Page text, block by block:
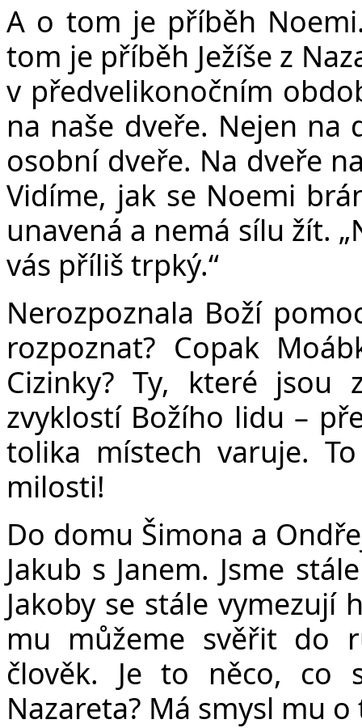
A o tom je příběh
tom je příběh Ježíše z
v předvelikonočním
na naše dveře. Nejen na
osobní dveře. Na dveře
Vidíme, jak se Noemi
unavená a nemá sílu žít.
vás příliš trpký.“
Nerozpoznala Boží
rozpoznat? Copak
Cizinky? Ty, které jsou
zvyklostí Božího lidu –
tolika místech varuje.
milosti!
Do domu Šimona a
Jakub s Janem. Jsme
Jakoby se stále vymezují
mu můžeme svěřit do
člověk. Je to něco, co
Nazareta? Má smysl mu